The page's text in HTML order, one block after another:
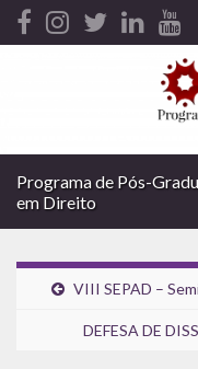
Search for:
Programa de Pós-
em Direito
VIII SEPAD –
DEFESA DE